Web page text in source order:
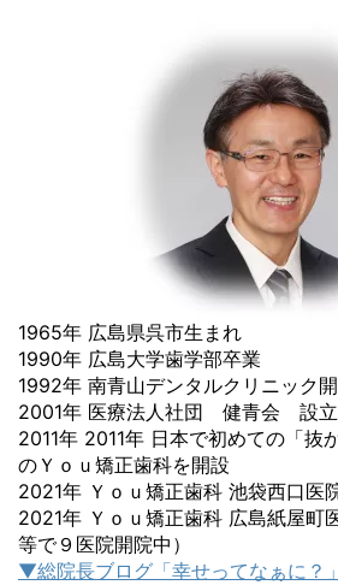
1965年 広島県呉市生まれ
1990年 広島大学歯学部卒業
1992年 南青山デンタルクリニック
2001年 医療法人社団 健青会 設立
2011年 2011年 日本で初めての「抜
のＹｏｕ矯正歯科を開設
2021年 Ｙｏｕ矯正歯科 池袋西口医
2021年 Ｙｏｕ矯正歯科 広島紙屋町
等で９医院開院中）
▼総院長ブログ「幸せってなぁに？